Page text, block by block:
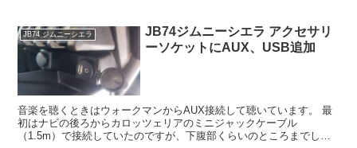
JB74 ジムニーシエラ
JB74ジムニーシエラ アクセサリ
ーソケットにAUX、USB追加
音楽を聴くときはウォークマンからAUX接続して聴いています。 最
初はナビの後ろからカロッツェリアのミニジャックケーブル
（1.5m）で接続していたのですが、下腹部くらいのところまでしか